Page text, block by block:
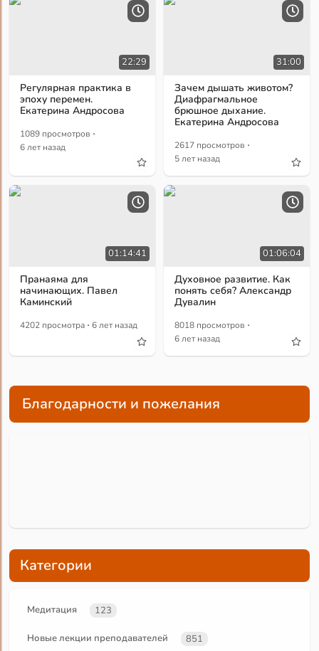
22:29
Регулярная практика в
эпоху перемен.
Екатерина Андросова
1089 просмотров ·
6 лет назад
31:00
Зачем дышать животом?
Диафрагмальное
брюшное дыхание.
Екатерина Андросова
2617 просмотров ·
5 лет назад
01:14:41
Пранаяма для
начинающих. Павел
Каминский
4202 просмотра · 6 лет назад
01:06:04
Духовное развитие. Как
понять себя? Александр
Дувалин
8018 просмотров ·
6 лет назад
Благодарности и пожелания
Категории
Медитация 123
Новые лекции преподавателей 851